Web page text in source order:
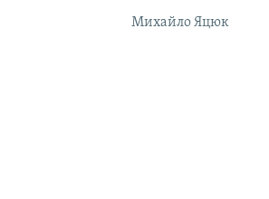
Михайло Яцюк